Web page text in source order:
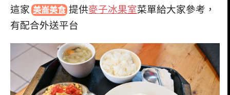
這家 美崙美食 提供麥子冰果室菜單給大家參考，
有配合外送平台